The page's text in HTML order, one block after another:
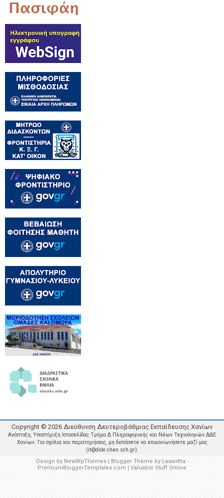
Copyright © 2026 Διεύθυνση Δευτεροβάθμιας Εκπαίδευσης Χανίων
Ανάπτυξη, Υποστήριξη Ιστοσελίδας Τμήμα Δ Πληροφορικής και Νέων Τεχνολογιών ΔΔΕ
Χανίων. Για σχόλια και παρατηρήσεις, μη διστάσετε να επικοινωνήσετε μαζί μας
(it@dide.chan.sch.gr).
Design byNewWpThemes| Blogger Theme by Lasantha -
PremiumBloggerTemplates.com| Valuable Stuff Online